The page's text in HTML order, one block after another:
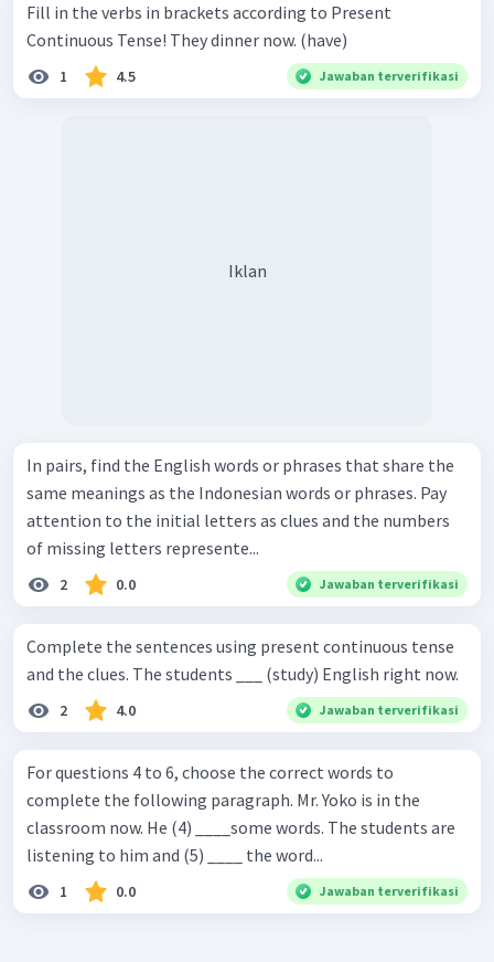
Fill in the verbs in brackets according to Present
Continuous Tense! They dinner now. (have)
1 4.5 Jawaban terverifikasi
Iklan
In pairs, find the English words or phrases that share the
same meanings as the Indonesian words or phrases. Pay
attention to the initial letters as clues and the numbers
of missing letters represente...
2 0.0 Jawaban terverifikasi
Complete the sentences using present continuous tense
and the clues. The students ___ (study) English right now.
2 4.0 Jawaban terverifikasi
For questions 4 to 6, choose the correct words to
complete the following paragraph. Mr. Yoko is in the
classroom now. He (4) ____some words. The students are
listening to him and (5) ____ the word...
1 0.0 Jawaban terverifikasi